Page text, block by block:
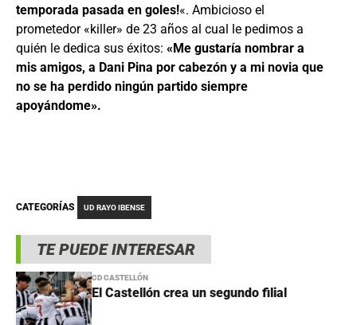
TE PUEDE INTERESAR
CD CASTELLÓN
El Castellón crea un segundo filial
temporada pasada en goles!«. Ambicioso el
prometedor «killer» de 23 años al cual le pedimos a
quién le dedica sus éxitos: «Me gustaría nombrar a
mis amigos, a Dani Pina por cabezón y a mi novia que
no se ha perdido ningún partido siempre
apoyándome».
CATEGORÍAS UD RAYO IBENSE